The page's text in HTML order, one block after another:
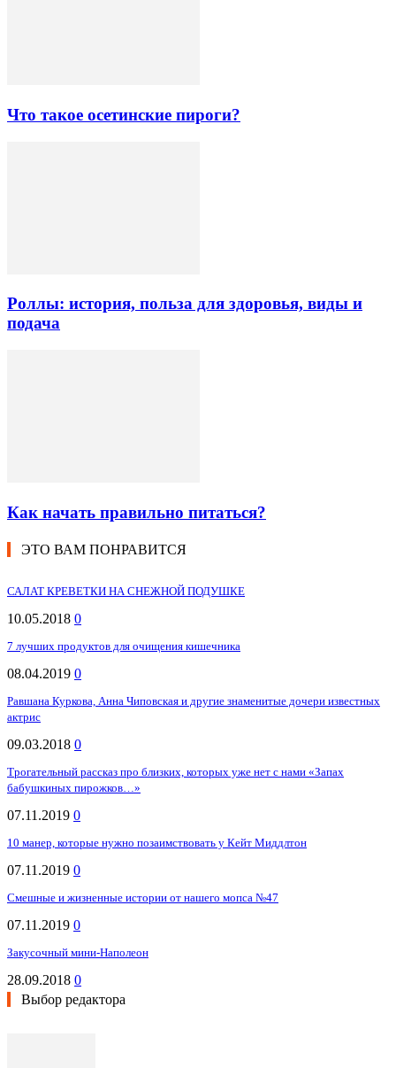
Что такое осетинские пироги?
Роллы: история, польза для здоровья, виды и
подача
Как начать правильно питаться?
ЭТО ВАМ ПОНРАВИТСЯ
САЛАТ КРЕВЕТКИ НА СНЕЖНОЙ ПОДУШКЕ
10.05.2018 0
7 лучших продуктов для очищения кишечника
08.04.2019 0
Равшана Куркова, Анна Чиповская и другие знаменитые дочери известных
актрис
09.03.2018 0
Трогательный рассказ про близких, которых уже нет с нами «Запах
бабушкиных пирожков…»
07.11.2019 0
10 манер, которые нужно позаимствовать у Кейт Миддлтон
07.11.2019 0
Смешные и жизненные истории от нашего мопса №47
07.11.2019 0
Закусочный мини-Наполеон
28.09.2018 0
Выбор редактора